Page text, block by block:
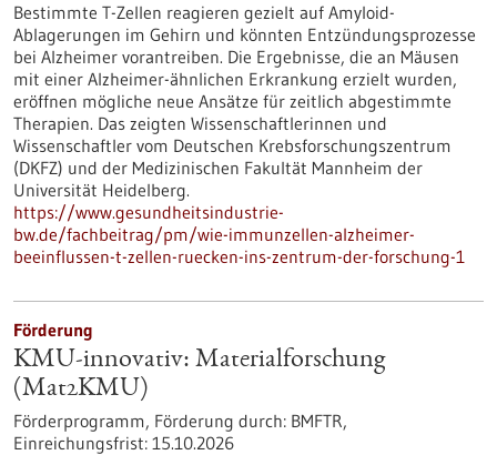
Bestimmte T-Zellen reagieren gezielt auf Amyloid-
Ablagerungen im Gehirn und könnten Entzündungsprozesse
bei Alzheimer vorantreiben. Die Ergebnisse, die an Mäusen
mit einer Alzheimer-ähnlichen Erkrankung erzielt wurden,
eröffnen mögliche neue Ansätze für zeitlich abgestimmte
Therapien. Das zeigten Wissenschaftlerinnen und
Wissenschaftler vom Deutschen Krebsforschungszentrum
(DKFZ) und der Medizinischen Fakultät Mannheim der
Universität Heidelberg.
https://www.gesundheitsindustrie-
bw.de/fachbeitrag/pm/wie-immunzellen-alzheimer-
beeinflussen-t-zellen-ruecken-ins-zentrum-der-forschung-1
Förderung
KMU-innovativ: Materialforschung
(Mat2KMU)
Förderprogramm, Förderung durch: BMFTR,
Einreichungsfrist: 15.10.2026